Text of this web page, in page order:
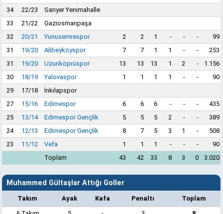
34
22/23
Sarıyer Yenimahalle
33
21/22
Gaziosmanpaşa
32
20/21 Yunusemrespor 2 2 1 - - -
99
31
19/20 Alibeyköyspor 7 7 1 1 - -
253
31
19/20 Uzunköprüspor 13 13 13 1 2 -
1.156
30
18/19 Yalovaspor 1 1 1 1 - -
90
29
17/18
İnkılapspor
27
15/16 Edirnespor 6 6 6 - - -
435
25
13/14 Edirnespor Gençlik 5 5 5 2 - -
389
24
12/13 Edirnespor Gençlik 8 7 5 3 1 -
508
23
11/12 Vefa 1 1 1 - - -
90
Toplam
43 42 33 8 3 0 3.020
Muhammed Gültaşlar Attığı Goller
Takım Ayak Kafa Penaltı
Toplam